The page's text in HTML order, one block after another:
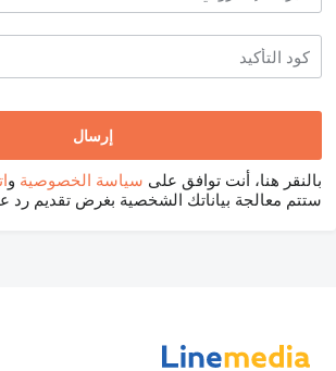
بالنقر هنا، أنت توافق على سياسة الخصوصية و
ستتم معالجة بياناتك الشخصية بغرض تقديم رد